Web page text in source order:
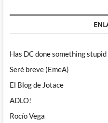
Has DC done something
Seré breve (EmeA)
El Blog de Jotace
ADLO!
Rocío Vega